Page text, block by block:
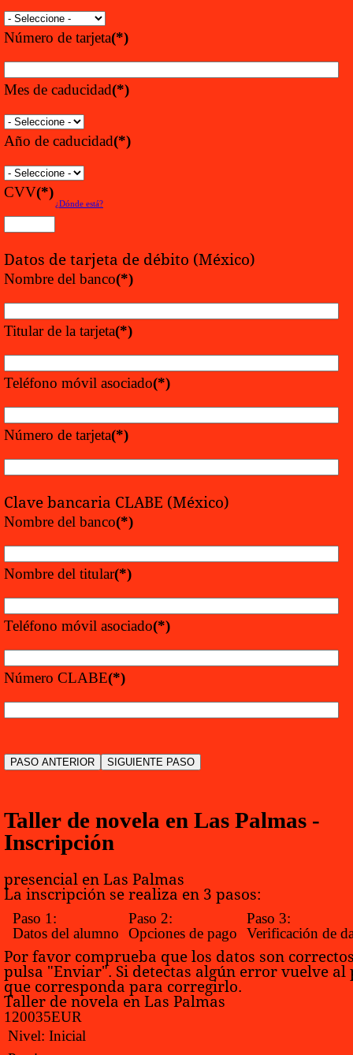
Número de tarjeta(*)
Mes de caducidad(*)
Año de caducidad(*)
CVV(*)
¿Dónde está?
Datos de tarjeta de débito (México)
Nombre del banco(*)
Titular de la tarjeta(*)
Teléfono móvil asociado(*)
Número de tarjeta(*)
Clave bancaria CLABE (México)
Nombre del banco(*)
Nombre del titular(*)
Teléfono móvil asociado(*)
Número CLABE(*)
Taller de novela en Las Palmas -
Inscripción
presencial en Las Palmas
La inscripción se realiza en 3 pasos:
Paso 1:
Datos del alumno
Paso 2:
Opciones de pago
Paso 3:
Verificación de
Por favor comprueba que los datos son
pulsa "Enviar". Si detectas algún error vuelve al
que corresponda para corregirlo.
Taller de novela en Las Palmas
120035EUR
Nivel: Inicial